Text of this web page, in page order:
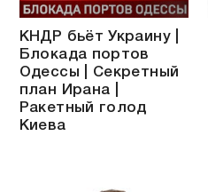
КНДР бьёт Украину |
Блокада портов
Одессы | Секретный
план Ирана |
Ракетный голод
Киева